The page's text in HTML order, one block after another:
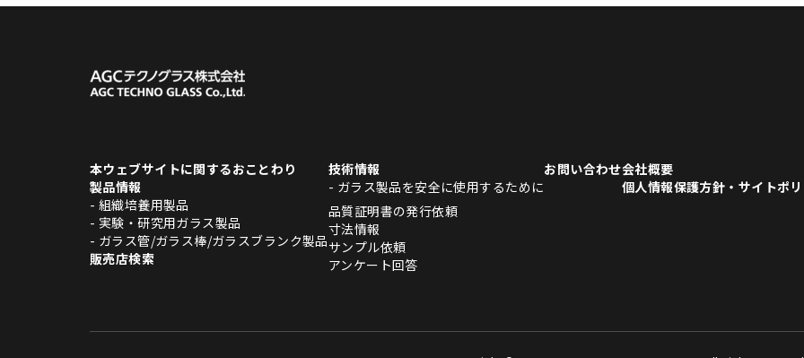
本ウェブサイトに関するおことわり
製品情報
- 組織培養用製品
- 実験・研究用ガラス製品
- ガラス管/ガラス棒/ガラスブランク製品
販売店検索
技術情報
- ガラス製品を安全に使用するために
品質証明書の発行依頼
寸法情報
サンプル依頼
アンケート回答
お問い合わせ会社概要
個人情報保護方針・サイトポ